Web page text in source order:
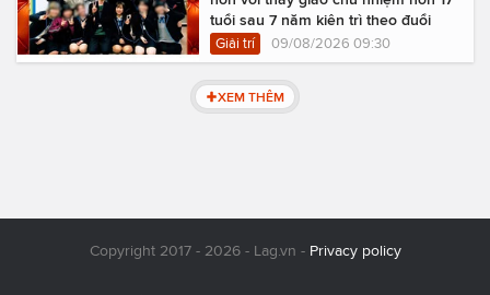
tuổi sau 7 năm kiên trì theo đuổi
Giải trí 09/08/2026 09:30
XEM THÊM
Copyright 2017 - 2026 - Lag.vn - Privacy policy